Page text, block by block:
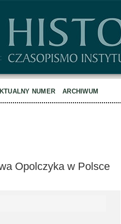
NUMER ARCHIWUM
Opolczyka w Polsce